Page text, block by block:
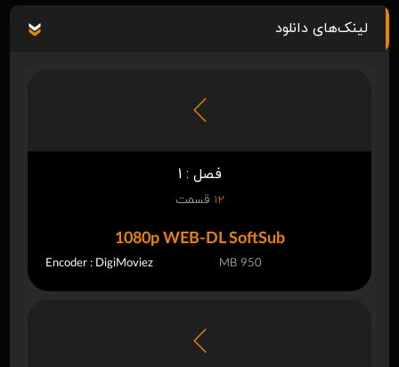
لینک‌های دانلود
فصل : 1
12 قسمت
1080p WEB-DL SoftSub
Encoder : DigiMoviez 950 MB